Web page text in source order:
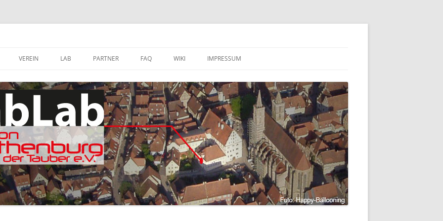
VEREIN LAB PARTNER FAQ WIKI IMPRESSUM